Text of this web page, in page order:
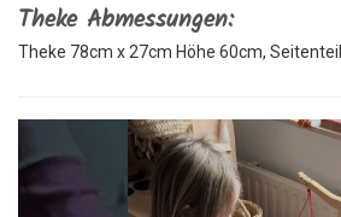
Theke Abmessungen:
Theke 78cm x 27cm Höhe 60cm,